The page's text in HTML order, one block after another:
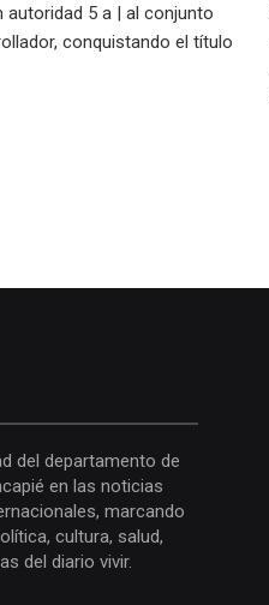
autoridad 5 a | al conjunto
conquistando el título
del departamento de
en las noticias
marcando
cultura, salud,
del diario vivir.